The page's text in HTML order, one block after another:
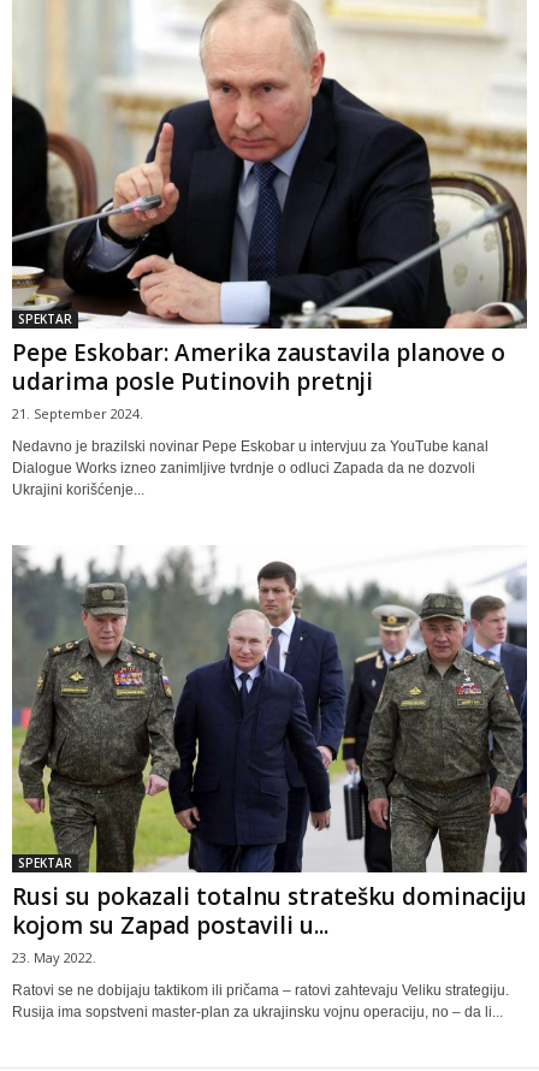
SPEKTAR
Pepe Eskobar: Amerika zaustavila planove o
udarima posle Putinovih pretnji
21. September 2024.
Nedavno je brazilski novinar Pepe Eskobar u intervjuu za YouTube kanal
Dialogue Works izneo zanimljive tvrdnje o odluci Zapada da ne dozvoli
Ukrajini korišćenje...
SPEKTAR
Rusi su pokazali totalnu stratešku dominaciju
kojom su Zapad postavili u...
23. May 2022.
Ratovi se ne dobijaju taktikom ili pričama – ratovi zahtevaju Veliku strategiju.
Rusija ima sopstveni master-plan za ukrajinsku vojnu operaciju, no – da li...